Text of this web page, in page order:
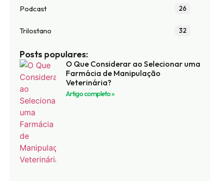
Podcast 26
Trilostano 32
Posts populares:
O Que Considerar ao Selecionar uma
Farmácia de Manipulação
Veterinária?
Artigo completo »